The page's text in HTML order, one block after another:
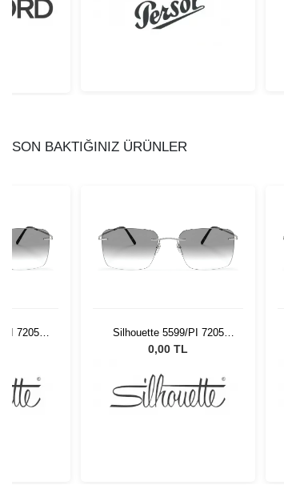
SON BAKTIĞINIZ ÜRÜNLER
PI 7205
Silhouette 5599/PI 7205
56/19
0,00 TL